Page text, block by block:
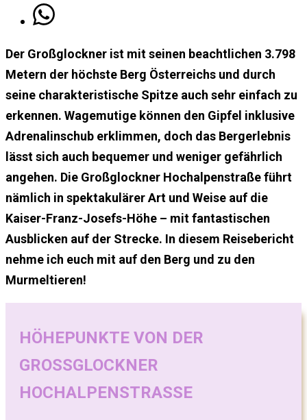
Der Großglockner ist mit seinen beachtlichen 3.798
Metern der höchste Berg Österreichs und durch
seine charakteristische Spitze auch sehr einfach zu
erkennen. Wagemutige können den Gipfel inklusive
Adrenalinschub erklimmen, doch das Bergerlebnis
lässt sich auch bequemer und weniger gefährlich
angehen. Die Großglockner Hochalpenstraße führt
nämlich in spektakulärer Art und Weise auf die
Kaiser-Franz-Josefs-Höhe – mit fantastischen
Ausblicken auf der Strecke. In diesem Reisebericht
nehme ich euch mit auf den Berg und zu den
Murmeltieren!
HÖHEPUNKTE VON DER
GROSSGLOCKNER
HOCHALPENSTRASSE